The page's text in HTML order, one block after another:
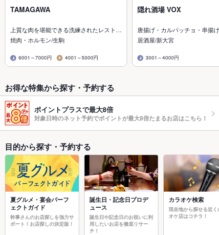
TAMAGAWA
上質な肉を堪能できる洗練されたレスト…
焼肉・ホルモン/生駒
6001～7000円 4001～5000円
隠れ酒場 VOX
唐揚げ・カルパッチョ・串揚
居酒屋/新大宮
3001～4000円
お得な特集から探す・予約する
ポイントプラスで最大8倍
対象日時のネット予約でポイントが最大8倍たまるお店はこちら！
目的から探す・予約する
夏グルメ・宴会パーフ
ェクトガイド
幹事さんのお店探しを強力サ
ポート！お店探しの決定版！
誕生日・記念日プロデ
ュース
誕生日や記念日のお祝いに利
用したいお店を徹底リサー
チ！
カラオケ検索
現在地から探せる近く
オケ店はコチラ！